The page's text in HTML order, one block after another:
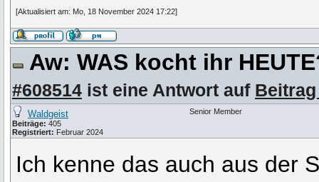
[Aktualisiert am: Mo, 18 November 2024 17:22]
Aw: WAS kocht ihr
#608514 ist eine Antwort auf Beitrag
Waldgeist
Beiträge: 405
Registriert: Februar 2024
Senior Member
Ich kenne das auch aus der